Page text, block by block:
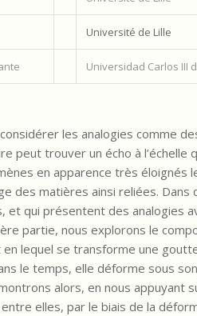
Université de Lille
Universidad Carlos III
les analogies comme
peut trouver un écho à l’échelle
en apparence très éloignés
des matières ainsi reliées.
qui présentent des analogies
partie, nous explorons le
lequel se transforme une
le temps, elle déforme sous
alors, en nous
elles, par le biais de la